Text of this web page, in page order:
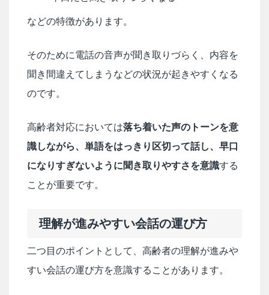
などの特徴があります。
そのために電話の音声が聞き取りづらく、内容を
聞き間違えてしまうなどの状況が起きやすくなる
のです。
高齢者対応においては落ち着いた声のトーンを意
識しながら、単語をはっきり区切って話し、早口
になりすぎないように聞き取りやすさを意識する
ことが重要です。
理解が進みやすい会話の運び方
二つ目のポイントとして、高齢者の理解が進みや
すい会話の運び方を意識することがあります。